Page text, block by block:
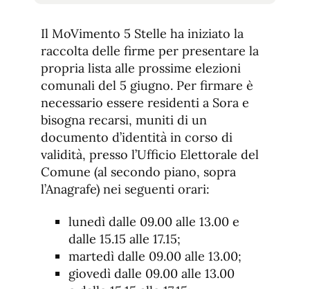
de
fuente
de
fuente.
Il MoVimento 5 Stelle ha iniziato la
raccolta delle firme per presentare la
propria lista alle prossime elezioni
comunali del 5 giugno. Per firmare è
necessario essere residenti a Sora e
bisogna recarsi, muniti di un
documento d’identità in corso di
validità, presso l’Ufficio Elettorale del
Comune (al secondo piano, sopra
l’Anagrafe) nei seguenti orari:
lunedì dalle 09.00 alle 13.00 e
dalle 15.15 alle 17.15;
martedì dalle 09.00 alle 13.00;
giovedì dalle 09.00 alle 13.00